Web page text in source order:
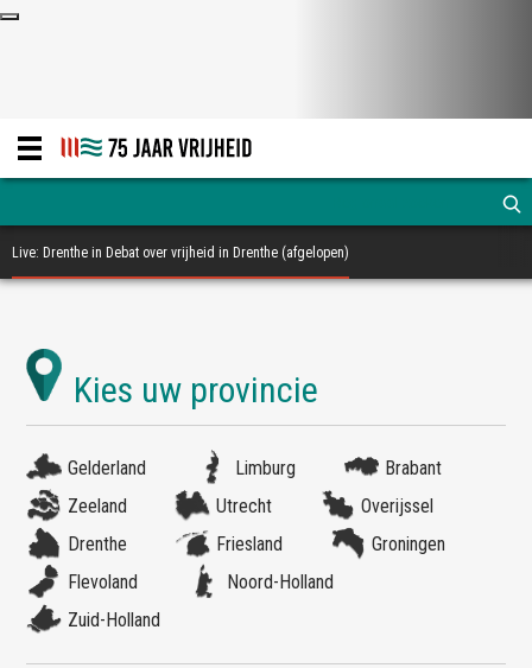
Live: Drenthe in Debat over vrijheid in Drenthe (afgelopen)
Gelderland Limburg
Brabant
Zeeland
Utrecht
Overijssel
Drenthe
Friesland
Groningen
Flevoland
Noord-Holland
Zuid-Holland